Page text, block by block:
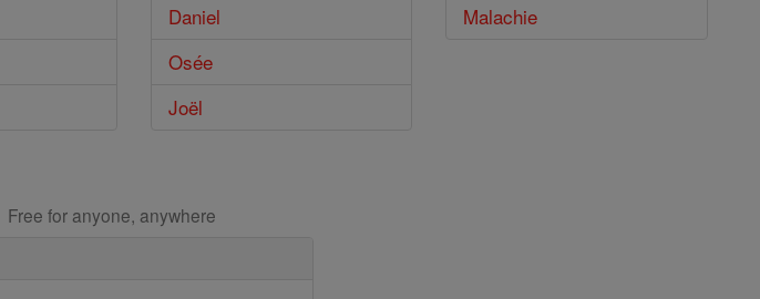
Daniel
Osée
Joël
Malachie
Free for anyone, anywhere